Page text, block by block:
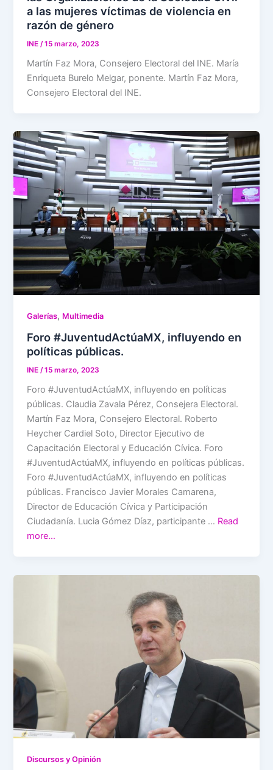
a las mujeres víctimas de violencia en
razón de género
INE /15 marzo, 2023
Martín Faz Mora, Consejero Electoral del INE. María
Enriqueta Burelo Melgar, ponente. Martín Faz Mora,
Consejero Electoral del INE.
Galerías, Multimedia
Foro #JuventudActúaMX, influyendo en
políticas públicas.
INE /15 marzo, 2023
Foro #JuventudActúaMX, influyendo en políticas
públicas. Claudia Zavala Pérez, Consejera Electoral.
Martín Faz Mora, Consejero Electoral. Roberto
Heycher Cardiel Soto, Director Ejecutivo de
Capacitación Electoral y Educación Cívica. Foro
#JuventudActúaMX, influyendo en políticas públicas.
Foro #JuventudActúaMX, influyendo en políticas
públicas. Francisco Javier Morales Camarena,
Director de Educación Cívica y Participación
Ciudadanía. Lucia Gómez Díaz, participante … Read
more…
Discursos y Opinión